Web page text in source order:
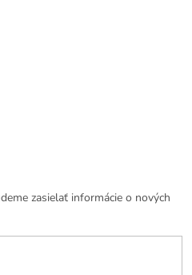
zasielať informácie o nových